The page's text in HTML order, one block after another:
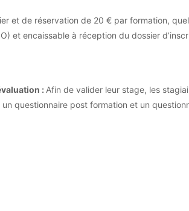
et de réservation de 20 € par formation,
et encaissable à réception du dossier
: Afin de valider leur stage, les
questionnaire post formation et un